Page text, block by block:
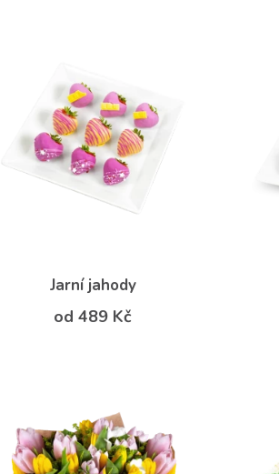
Jarní jahody
od 489 Kč